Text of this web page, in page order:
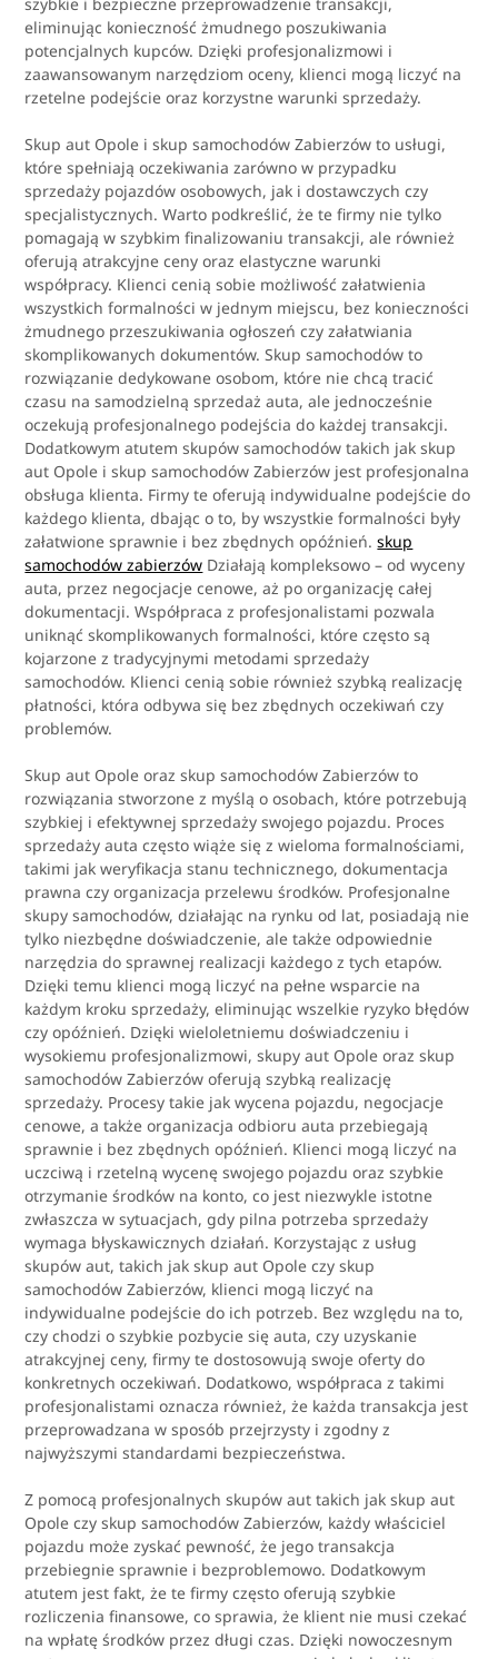
eliminując konieczność żmudnego poszukiwania
potencjalnych kupców. Dzięki profesjonalizmowi i
zaawansowanym narzędziom oceny, klienci mogą liczyć na
rzetelne podejście oraz korzystne warunki sprzedaży.
Skup aut Opole i skup samochodów Zabierzów to usługi,
które spełniają oczekiwania zarówno w przypadku
sprzedaży pojazdów osobowych, jak i dostawczych czy
specjalistycznych. Warto podkreślić, że te firmy nie tylko
pomagają w szybkim finalizowaniu transakcji, ale również
oferują atrakcyjne ceny oraz elastyczne warunki
współpracy. Klienci cenią sobie możliwość załatwienia
wszystkich formalności w jednym miejscu, bez konieczności
żmudnego przeszukiwania ogłoszeń czy załatwiania
skomplikowanych dokumentów. Skup samochodów to
rozwiązanie dedykowane osobom, które nie chcą tracić
czasu na samodzielną sprzedaż auta, ale jednocześnie
oczekują profesjonalnego podejścia do każdej transakcji.
Dodatkowym atutem skupów samochodów takich jak skup
aut Opole i skup samochodów Zabierzów jest profesjonalna
obsługa klienta. Firmy te oferują indywidualne podejście do
każdego klienta, dbając o to, by wszystkie formalności były
załatwione sprawnie i bez zbędnych opóźnień.skup
samochodów zabierzów Działają kompleksowo – od wyceny
auta, przez negocjacje cenowe, aż po organizację całej
dokumentacji. Współpraca z profesjonalistami pozwala
uniknąć skomplikowanych formalności, które często są
kojarzone z tradycyjnymi metodami sprzedaży
samochodów. Klienci cenią sobie również szybką realizację
płatności, która odbywa się bez zbędnych oczekiwań czy
problemów.
Skup aut Opole oraz skup samochodów Zabierzów to
rozwiązania stworzone z myślą o osobach, które potrzebują
szybkiej i efektywnej sprzedaży swojego pojazdu. Proces
sprzedaży auta często wiąże się z wieloma formalnościami,
takimi jak weryfikacja stanu technicznego, dokumentacja
prawna czy organizacja przelewu środków. Profesjonalne
skupy samochodów, działając na rynku od lat, posiadają nie
tylko niezbędne doświadczenie, ale także odpowiednie
narzędzia do sprawnej realizacji każdego z tych etapów.
Dzięki temu klienci mogą liczyć na pełne wsparcie na
każdym kroku sprzedaży, eliminując wszelkie ryzyko błędów
czy opóźnień. Dzięki wieloletniemu doświadczeniu i
wysokiemu profesjonalizmowi, skupy aut Opole oraz skup
samochodów Zabierzów oferują szybką realizację
sprzedaży. Procesy takie jak wycena pojazdu, negocjacje
cenowe, a także organizacja odbioru auta przebiegają
sprawnie i bez zbędnych opóźnień. Klienci mogą liczyć na
uczciwą i rzetelną wycenę swojego pojazdu oraz szybkie
otrzymanie środków na konto, co jest niezwykle istotne
zwłaszcza w sytuacjach, gdy pilna potrzeba sprzedaży
wymaga błyskawicznych działań. Korzystając z usług
skupów aut, takich jak skup aut Opole czy skup
samochodów Zabierzów, klienci mogą liczyć na
indywidualne podejście do ich potrzeb. Bez względu na to,
czy chodzi o szybkie pozbycie się auta, czy uzyskanie
atrakcyjnej ceny, firmy te dostosowują swoje oferty do
konkretnych oczekiwań. Dodatkowo, współpraca z takimi
profesjonalistami oznacza również, że każda transakcja jest
przeprowadzana w sposób przejrzysty i zgodny z
najwyższymi standardami bezpieczeństwa.
Z pomocą profesjonalnych skupów aut takich jak skup aut
Opole czy skup samochodów Zabierzów, każdy właściciel
pojazdu może zyskać pewność, że jego transakcja
przebiegnie sprawnie i bezproblemowo. Dodatkowym
atutem jest fakt, że te firmy często oferują szybkie
rozliczenia finansowe, co sprawia, że klient nie musi czekać
na wpłatę środków przez długi czas. Dzięki nowoczesnym